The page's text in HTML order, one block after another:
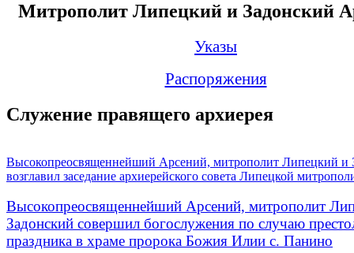
Митрополит Липецкий и Задонский
Указы
Распоряжения
Служение правящего архиерея
Высокопреосвященнейший Арсений, митрополит Липецкий и
возглавил заседание архиерейского совета Липецкой
Высокопреосвященнейший Арсений, митрополит
Задонский совершил богослужения по случаю
праздника в храме пророка Божия Илии с. Панино